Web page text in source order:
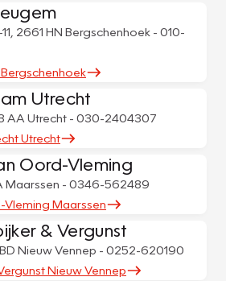
2661 HN Bergschenhoek - 010-
Utrecht
AA Utrecht - 030-2404307
Utrecht
Oord-Vleming
Maarssen - 0346-562489
Maarssen
& Vergunst
BD Nieuw Vennep - 0252-620190
Nieuw Vennep